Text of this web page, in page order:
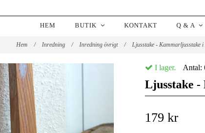
HEM BUTIK KONTAKT Q & A
Hem / Inredning / Inredning övrigt / Ljusstake - Kammarljusstake i
I lager. Antal:
Ljusstake -
179 kr